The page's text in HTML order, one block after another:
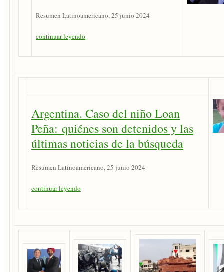
Resumen Latinoamericano, 25 junio 2024
continuar leyendo
Argentina. Caso del niño Loan
Peña: quiénes son detenidos y las
últimas noticias de la búsqueda
Resumen Latinoamericano, 25 junio 2024
continuar leyendo